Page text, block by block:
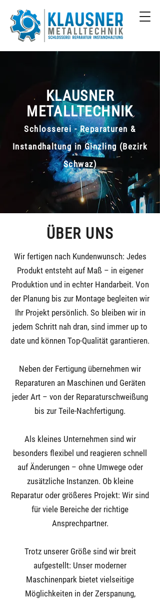
KLAUSNER
METALLTECHNIK
Schlosserei - Reparaturen &
Instandhaltung in Ginzling (Bezirk
Schwaz)
ÜBER UNS
Wir fertigen nach Kundenwunsch: Jedes
Produkt entsteht auf Maß – in eigener
Produktion und in echter Handarbeit. Von
der Planung bis zur Montage begleiten wir
Ihr Projekt persönlich. So bleiben wir in
jedem Schritt nah dran, sind immer up to
date und können Top-Qualität garantieren.
Neben der Fertigung übernehmen wir
Reparaturen an Maschinen und Geräten
jeder Art – von der Reparaturschweißung
bis zur Teile-Nachfertigung.
Als kleines Unternehmen sind wir
besonders flexibel und reagieren schnell
auf Änderungen – ohne Umwege oder
zusätzliche Instanzen. Ob kleine
Reparatur oder größeres Projekt: Wir sind
für viele Bereiche der richtige
Ansprechpartner.
Trotz unserer Größe sind wir breit
aufgestellt: Unser moderner
Maschinenpark bietet vielseitige
Möglichkeiten in der Zerspanung,